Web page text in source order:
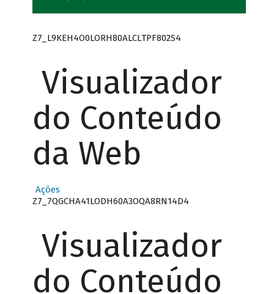
Z7_L9KEH4O0LORH80ALCLTPF802S4
Visualizador
do Conteúdo
da Web
Ações
Z7_7QGCHA41LODH60A3OQA8RN14D4
Visualizador
do Conteúdo